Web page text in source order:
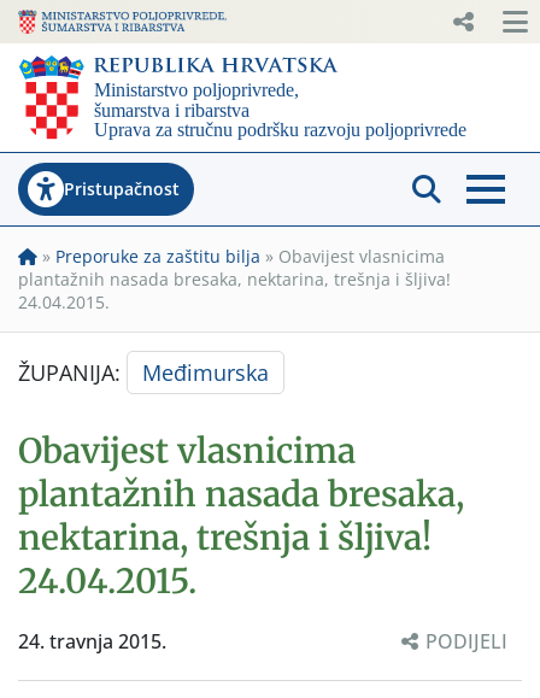
Pristupačnost
» Preporuke za zaštitu bilja » Obavijest vlasnicima
plantažnih nasada bresaka, nektarina, trešnja i šljiva!
24.04.2015.
ŽUPANIJA: Međimurska
Obavijest vlasnicima
plantažnih nasada bresaka,
nektarina, trešnja i šljiva!
24.04.2015.
24. travnja 2015. PODIJELI